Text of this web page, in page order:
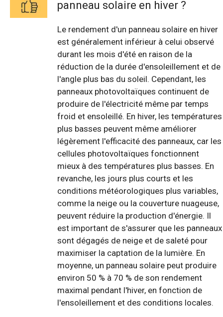
panneau solaire en hiver ?
Le rendement d'un panneau solaire en hiver
est généralement inférieur à celui observé
durant les mois d'été en raison de la
réduction de la durée d'ensoleillement et de
l'angle plus bas du soleil. Cependant, les
panneaux photovoltaïques continuent de
produire de l'électricité même par temps
froid et ensoleillé. En hiver, les températures
plus basses peuvent même améliorer
légèrement l'efficacité des panneaux, car les
cellules photovoltaïques fonctionnent
mieux à des températures plus basses. En
revanche, les jours plus courts et les
conditions météorologiques plus variables,
comme la neige ou la couverture nuageuse,
peuvent réduire la production d'énergie. Il
est important de s'assurer que les panneaux
sont dégagés de neige et de saleté pour
maximiser la captation de la lumière. En
moyenne, un panneau solaire peut produire
environ 50 % à 70 % de son rendement
maximal pendant l'hiver, en fonction de
l'ensoleillement et des conditions locales.